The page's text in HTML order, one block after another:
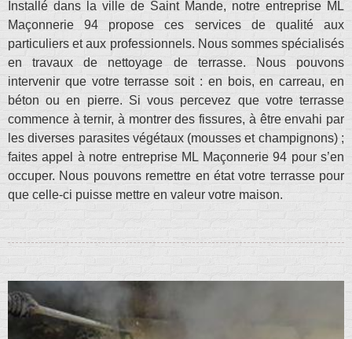
Installé dans la ville de Saint Mande, notre entreprise ML
Maçonnerie 94 propose ces services de qualité aux
particuliers et aux professionnels. Nous sommes spécialisés
en travaux de nettoyage de terrasse. Nous pouvons
intervenir que votre terrasse soit : en bois, en carreau, en
béton ou en pierre. Si vous percevez que votre terrasse
commence à ternir, à montrer des fissures, à être envahi par
les diverses parasites végétaux (mousses et champignons) ;
faites appel à notre entreprise ML Maçonnerie 94 pour s’en
occuper. Nous pouvons remettre en état votre terrasse pour
que celle-ci puisse mettre en valeur votre maison.